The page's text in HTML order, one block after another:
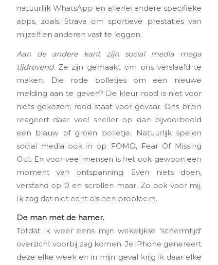
natuurlijk WhatsApp en allerlei andere specifieke
apps, zoals Strava om sportieve prestaties van
mijzelf en anderen vast te leggen.
Aan de andere kant zijn social media mega
tijdrovend.Ze zijn gemaakt om ons verslaafd te
maken. Die rode bolletjes om een nieuwe
melding aan te geven? De kleur rood is niet voor
niets gekozen; rood staat voor gevaar. Ons brein
reageert daar veel sneller op dan bijvoorbeeld
een blauw of groen bolletje. Natuurlijk spelen
social media ook in op FOMO, Fear Of Missing
Out. En voor veel mensen is het ook gewoon een
moment van ontspanning. Even niets doen,
verstand op 0 en scrollen maar. Zo ook voor mij.
Ik zag dat niet echt als een probleem.
De man met de hamer.
Totdat ik weer eens mijn wekelijkse ‘schermtijd’
overzicht voorbij zag komen. Je iPhone genereert
deze elke week en in mijn geval krijg ik daar elke